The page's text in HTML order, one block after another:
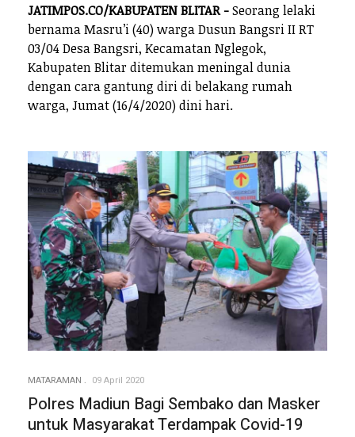
JATIMPOS.CO/KABUPATEN BLITAR -Seorang lelaki
bernama Masru’i (40) warga Dusun Bangsri II RT
03/04 Desa Bangsri, Kecamatan Nglegok,
Kabupaten Blitar ditemukan meningal dunia
dengan cara gantung diri di belakang rumah
warga, Jumat (16/4/2020) dini hari.
MATARAMAN 09 April 2020
Polres Madiun Bagi Sembako dan Masker
untuk Masyarakat Terdampak Covid-19